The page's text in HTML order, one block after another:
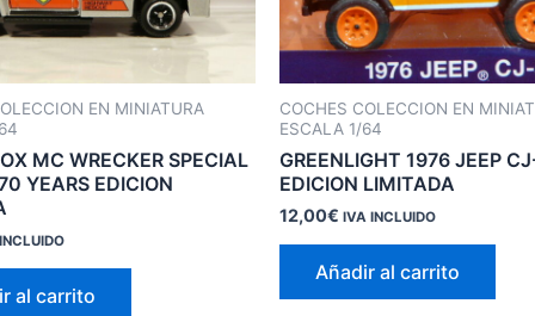
EN MINIATURA
MC WRECKER SPECIAL
YEARS EDICION
al carrito
COCHES COLECCION EN
ESCALA 1/64
GREENLIGHT 1976 JEEP
EDICION LIMITADA
12,00€ IVA INCLUIDO
Añadir al carrito